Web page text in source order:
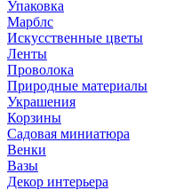
Упаковка
Марблс
Искусственные цветы
Ленты
Проволока
Природные материалы
Украшения
Корзины
Садовая миниатюра
Венки
Вазы
Декор интерьера